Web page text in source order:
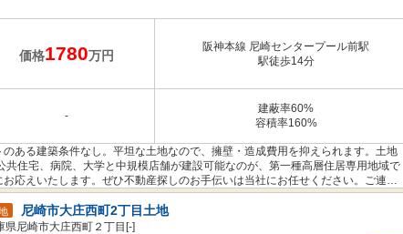
価格1780万円
阪神本線 尼崎センタープール前駅
駅徒歩14分
-
建蔽率60%
容積率160%
ある建築条件なし。平坦な土地なので、擁壁・造成費用を抑えられます。土地
住宅、病院、大学と中規模店舗が建設可能なのが、第一種高層住居専用地域で
応えいたします。ぜひ不動産探しのお手伝いは当社にお任せください。ご連絡
尼崎市大庄西町2丁目土地
県尼崎市大庄西町２丁目[-]